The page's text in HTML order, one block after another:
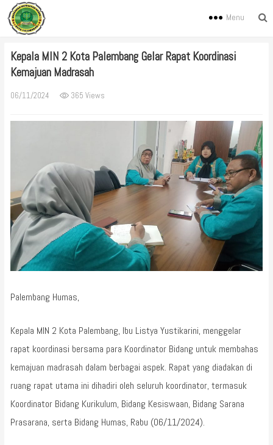
Menu
Kepala MIN 2 Kota Palembang Gelar Rapat Koordinasi
Kemajuan Madrasah
06/11/2024 365 Views
Palembang Humas,
Kepala MIN 2 Kota Palembang, Ibu Listya Yustikarini, menggelar
rapat koordinasi bersama para Koordinator Bidang untuk membahas
kemajuan madrasah dalam berbagai aspek. Rapat yang diadakan di
ruang rapat utama ini dihadiri oleh seluruh koordinator, termasuk
Koordinator Bidang Kurikulum, Bidang Kesiswaan, Bidang Sarana
Prasarana, serta Bidang Humas, Rabu (06/11/2024).